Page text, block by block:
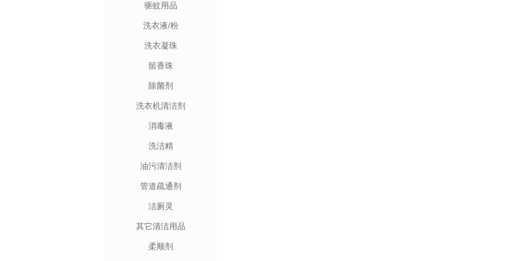
驱蚊用品
洗衣液/粉
洗衣凝珠
留香珠
除菌剂
洗衣机清洁剂
消毒液
洗洁精
油污清洁剂
管道疏通剂
洁厕灵
其它清洁用品
柔顺剂